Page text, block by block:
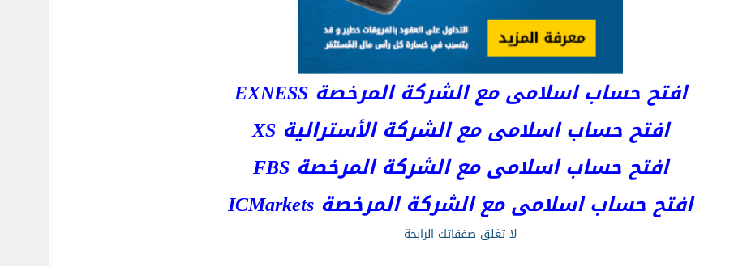
افتح حساب اسلامى مع الشركة المرخصة EXNESS
افتح حساب اسلامى مع الشركة الأسترالية XS
افتح حساب اسلامى مع الشركة المرخصة FBS
افتح حساب اسلامى مع الشركة المرخصة ICMarkets
لا تغلق صفقاتك الرابحة